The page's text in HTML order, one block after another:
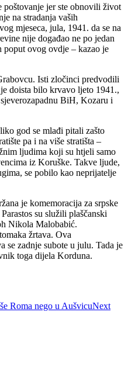
jer ste obnovili život
na stradanja vaših
mjeseca, jula, 1941. da se na
nije događao ne po jedan
poput ovog ovdje – kazao je
Isti zločinci predvodili
doista bilo krvavo ljeto 1941.,
BiH, Kozaru i
god se mlađi pitali zašto
pa i na više stratišta –
ljudima koji su htjeli samo
iz Koruške. Takve ljude,
se pobilo kao neprijatelje
je komemoracija za srpske
su služili plaščanski
Nikola Malobabić.
žrtava. Ova
se zadnje subote u julu. Tada je
toga dijela Korduna.
Roma nego u AušvicuNext